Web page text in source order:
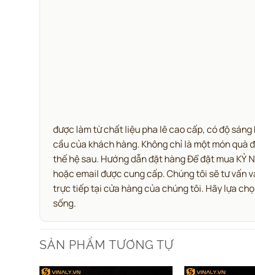
được làm từ chất liệu pha lê cao cấp, có độ
cầu của khách hàng. Không chỉ là một món quà
thế hệ sau. Hướng dẫn đặt hàng Để đặt mua KỶ
hoặc email được cung cấp. Chúng tôi sẽ tư vấn
trực tiếp tại cửa hàng của chúng tôi. Hãy lựa
sống.
SẢN PHẨM TƯƠNG TỰ